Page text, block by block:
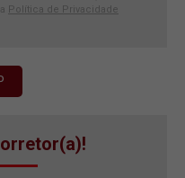
Política de Privacidade